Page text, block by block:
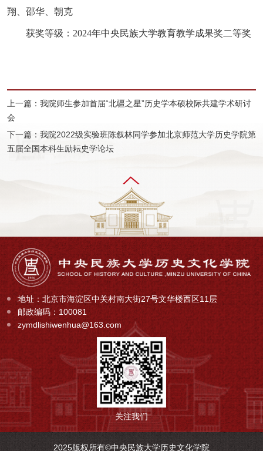
翔、邵华、朝克
获奖等级：2024年中央民族大学教育教学成果奖二等奖
上一篇：我院师生参加首届“北疆之星”历史学本硕校际共建学术研讨
会
下一篇：我院2022级实验班陈叙林同学参加北京师范大学历史学院第
五届全国本科生励耘史学论坛
关注我们
地址：北京市海淀区中关村南大街27号文华楼西区11层
邮政编码：100081
zymdlishiwenhua@163.com
2025版权所有©中央民族大学历史文化学院